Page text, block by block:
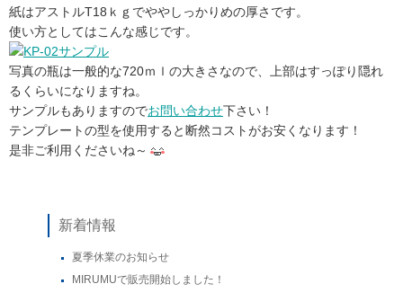
紙はアストルT18ｋｇでややしっかりめの厚さです。
使い方としてはこんな感じです。
写真の瓶は一般的な720ｍｌの大きさなので、上部はすっぽり隠れ
るくらいになりますね。
サンプルもありますのでお問い合わせ下さい！
テンプレートの型を使用すると断然コストがお安くなります！
是非ご利用くださいね～
新着情報
夏季休業のお知らせ
MIRUMUで販売開始しました！